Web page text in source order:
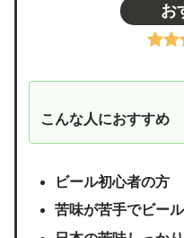
お
こんな人におすすめ
ビール初心者の方
苦味が苦手でビー